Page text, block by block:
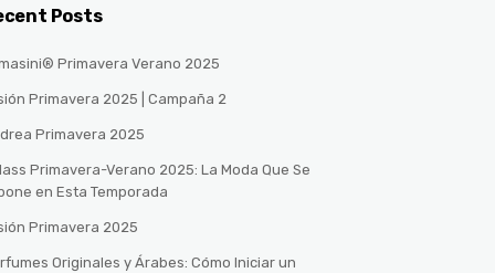
Posts
Primavera Verano 2025
Primavera 2025 | Campaña 2
Primavera 2025
Primavera-Verano 2025: La Moda Que Se
en Esta Temporada
Primavera 2025
Originales y Árabes: Cómo Iniciar un